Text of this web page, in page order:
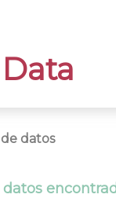
Data
datos